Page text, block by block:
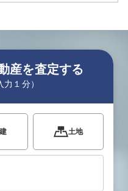
産を査定する
力１分）
土地